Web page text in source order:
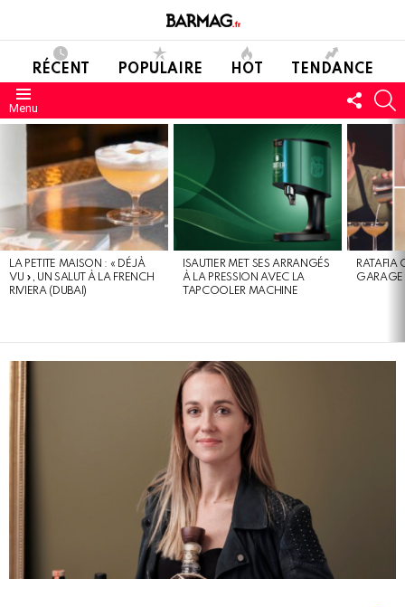
RÉCENT POPULAIRE HOT TENDANCE
Menu
NOUS
DERNIERS
LA PETITE MAISON : « DÉJÀ
VU », UN SALUT À LA FRENCH
RIVIERA (DUBAI)
ISAUTIER MET SES ARRANGÉS
À LA PRESSION AVEC LA
TAPCOOLER MACHINE
RATAFIA
GARAGE